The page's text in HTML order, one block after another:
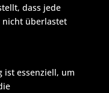
dass jede
überlastet
ist essenziell, um